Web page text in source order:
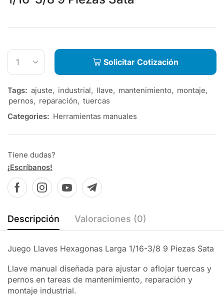
Solicitar Cotización
Tags: ajuste, industrial, llave, mantenimiento, montaje,
pernos, reparación, tuercas
Categories: Herramientas manuales
Tiene dudas?
¡Escríbanos!
Descripción Valoraciones (0)
Juego Llaves Hexagonas Larga 1/16-3/8 9 Piezas Sata
Llave manual diseñada para ajustar o aflojar tuercas y
pernos en tareas de mantenimiento, reparación y
montaje industrial.